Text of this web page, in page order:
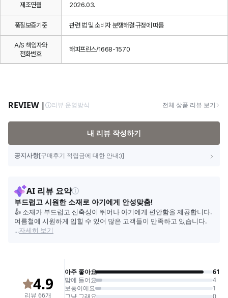
제조연월 2026.03.
품질보증기준 관련 법 및 소비자 분쟁해결 규정에 따름
A/S 책임자와
전화번호
해피프린스/1668-1570